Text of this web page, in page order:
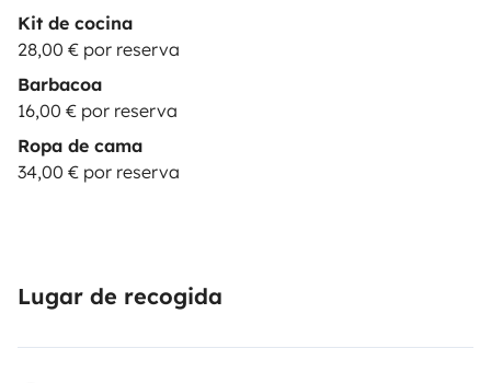
Kit de cocina
28,00 € por reserva
Barbacoa
16,00 € por reserva
Ropa de cama
34,00 € por reserva
Lugar de recogida